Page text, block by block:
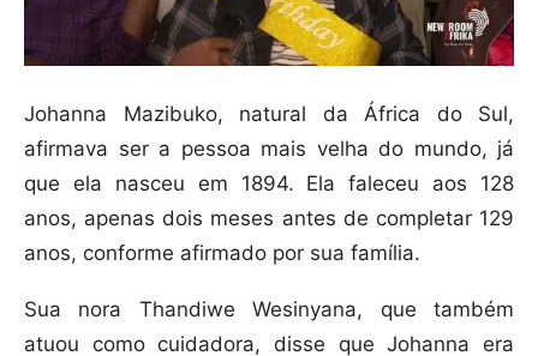
Johanna Mazibuko, natural da África do Sul,
afirmava ser a pessoa mais velha do mundo, já
que ela nasceu em 1894. Ela faleceu aos 128
anos, apenas dois meses antes de completar 129
anos, conforme afirmado por sua família.
Sua nora Thandiwe Wesinyana, que também
atuou como cuidadora, disse que Johanna era